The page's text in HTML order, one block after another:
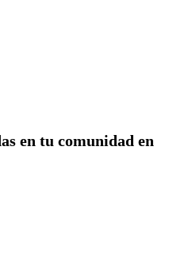
en tu comunidad en